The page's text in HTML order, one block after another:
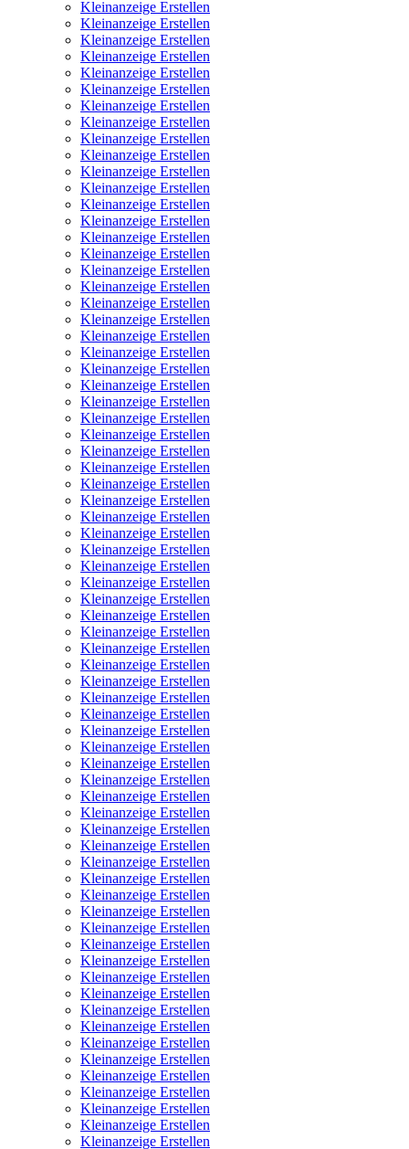
Kleinanzeige Erstellen
Kleinanzeige Erstellen
Kleinanzeige Erstellen
Kleinanzeige Erstellen
Kleinanzeige Erstellen
Kleinanzeige Erstellen
Kleinanzeige Erstellen
Kleinanzeige Erstellen
Kleinanzeige Erstellen
Kleinanzeige Erstellen
Kleinanzeige Erstellen
Kleinanzeige Erstellen
Kleinanzeige Erstellen
Kleinanzeige Erstellen
Kleinanzeige Erstellen
Kleinanzeige Erstellen
Kleinanzeige Erstellen
Kleinanzeige Erstellen
Kleinanzeige Erstellen
Kleinanzeige Erstellen
Kleinanzeige Erstellen
Kleinanzeige Erstellen
Kleinanzeige Erstellen
Kleinanzeige Erstellen
Kleinanzeige Erstellen
Kleinanzeige Erstellen
Kleinanzeige Erstellen
Kleinanzeige Erstellen
Kleinanzeige Erstellen
Kleinanzeige Erstellen
Kleinanzeige Erstellen
Kleinanzeige Erstellen
Kleinanzeige Erstellen
Kleinanzeige Erstellen
Kleinanzeige Erstellen
Kleinanzeige Erstellen
Kleinanzeige Erstellen
Kleinanzeige Erstellen
Kleinanzeige Erstellen
Kleinanzeige Erstellen
Kleinanzeige Erstellen
Kleinanzeige Erstellen
Kleinanzeige Erstellen
Kleinanzeige Erstellen
Kleinanzeige Erstellen
Kleinanzeige Erstellen
Kleinanzeige Erstellen
Kleinanzeige Erstellen
Kleinanzeige Erstellen
Kleinanzeige Erstellen
Kleinanzeige Erstellen
Kleinanzeige Erstellen
Kleinanzeige Erstellen
Kleinanzeige Erstellen
Kleinanzeige Erstellen
Kleinanzeige Erstellen
Kleinanzeige Erstellen
Kleinanzeige Erstellen
Kleinanzeige Erstellen
Kleinanzeige Erstellen
Kleinanzeige Erstellen
Kleinanzeige Erstellen
Kleinanzeige Erstellen
Kleinanzeige Erstellen
Kleinanzeige Erstellen
Kleinanzeige Erstellen
Kleinanzeige Erstellen
Kleinanzeige Erstellen
Kleinanzeige Erstellen
Kleinanzeige Erstellen